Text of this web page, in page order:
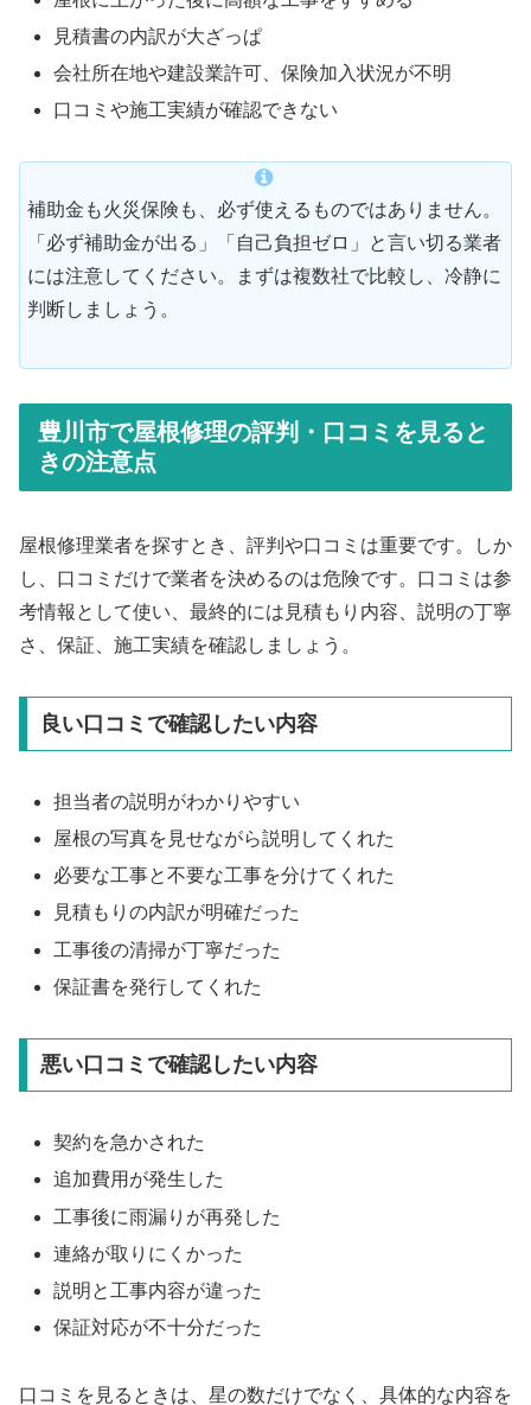
見積書の内訳が大ざっぱ
会社所在地や建設業許可、保険加入状況が不明
口コミや施工実績が確認できない
補助金も火災保険も、必ず使えるものではありません。
「必ず補助金が出る」「自己負担ゼロ」と言い切る業者
には注意してください。まずは複数社で比較し、冷静に
判断しましょう。
豊川市で屋根修理の評判・口コミを見ると
きの注意点
屋根修理業者を探すとき、評判や口コミは重要です。しか
し、口コミだけで業者を決めるのは危険です。口コミは参
考情報として使い、最終的には見積もり内容、説明の丁寧
さ、保証、施工実績を確認しましょう。
良い口コミで確認したい内容
担当者の説明がわかりやすい
屋根の写真を見せながら説明してくれた
必要な工事と不要な工事を分けてくれた
見積もりの内訳が明確だった
工事後の清掃が丁寧だった
保証書を発行してくれた
悪い口コミで確認したい内容
契約を急かされた
追加費用が発生した
工事後に雨漏りが再発した
連絡が取りにくかった
説明と工事内容が違った
保証対応が不十分だった
口コミを見るときは、星の数だけでなく、具体的な内容を